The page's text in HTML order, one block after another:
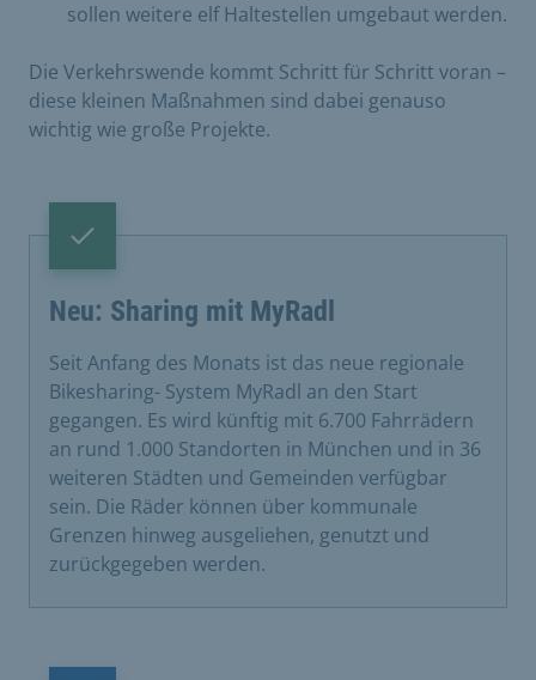
sollen weitere elf Haltestellen umgebaut werden.
Die Verkehrswende kommt Schritt für Schritt voran –
diese kleinen Maßnahmen sind dabei genauso
wichtig wie große Projekte.
Erfolg
Neu: Sharing mit MyRadl
Seit Anfang des Monats ist das neue regionale
Bikesharing- System MyRadl an den Start
gegangen. Es wird künftig mit 6.700 Fahrrädern
an rund 1.000 Standorten in München und in 36
weiteren Städten und Gemeinden verfügbar
sein. Die Räder können über kommunale
Grenzen hinweg ausgeliehen, genutzt und
zurückgegeben werden.